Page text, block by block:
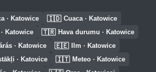
· Katowice 🇮🇩 Cuaca · Katowice
Katowice 🇹🇷 Hava durumu · Katowice
· Katowice 🇪🇪 Ilm · Katowice
· Katovice 🇮🇹 Meteo · Katowice